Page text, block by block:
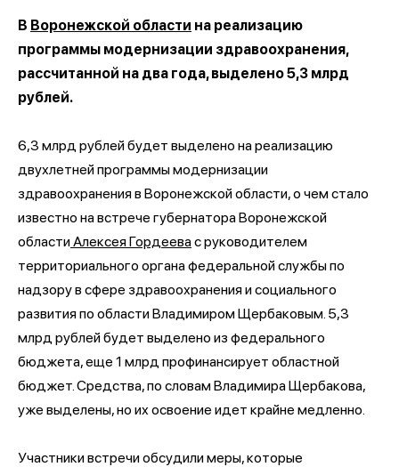
В Воронежской области на реализацию
программы модернизации здравоохранения,
рассчитанной на два года, выделено 5,3 млрд
рублей.
6,3 млрд рублей будет выделено на реализацию
двухлетней программы модернизации
здравоохранения в Воронежской области, о чем стало
известно на встрече губернатора Воронежской
областиАлексея Гордеевас руководителем
территориального органа федеральной службы по
надзору в сфере здравоохранения и социального
развития по области Владимиром Щербаковым. 5,3
млрд рублей будет выделено из федерального
бюджета, еще 1 млрд профинансирует областной
бюджет. Средства, по словам Владимира Щербакова,
уже выделены, но их освоение идет крайне медленно.
Участники встречи обсудили меры, которые